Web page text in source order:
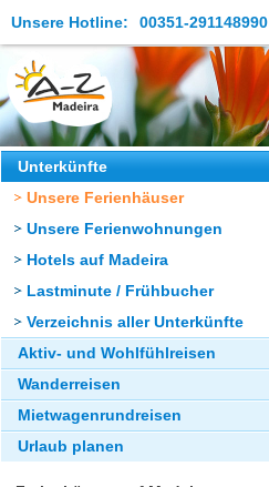
Unsere Hotline: 00351-291148990
Die Insel
Madeira Erleben
Aktuelles
Reiseangebote
Kontakt
Unterkünfte
Unsere Ferienhäuser
Unsere Ferienwohnungen
Hotels auf Madeira
Lastminute / Frühbucher
Verzeichnis aller Unterkünfte
Aktiv- und Wohlfühlreisen
Wanderreisen
Mietwagenrundreisen
Urlaub planen